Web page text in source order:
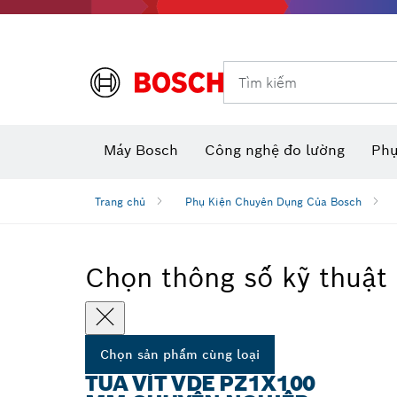
Tìm kiếm
Máy Bosch Công nghệ đo lường
Trang chủ Phụ Kiện Chuyên Dụng Của Bosch
Chọn thông số kỹ thuật
Chọn sản phẩm cùng loại
TUA VÍT VDE PZ1X100